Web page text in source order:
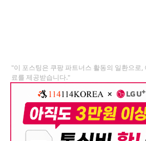
"이 포스팅은 쿠팡 파트너스 활동의 일환으로,
료를 제공받습니다."